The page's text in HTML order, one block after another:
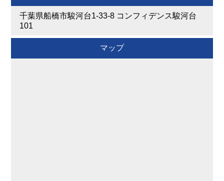
千葉県船橋市駿河台1-33-8 コンフィデンス駿河台
101
マップ